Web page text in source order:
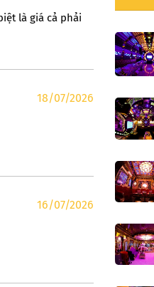
là giá cả phải
18/07/2026
16/07/2026